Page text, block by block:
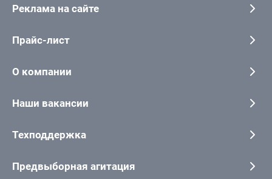
Реклама на сайте
Прайс-лист
О компании
Наши вакансии
Техподдержка
Предвыборная агитация